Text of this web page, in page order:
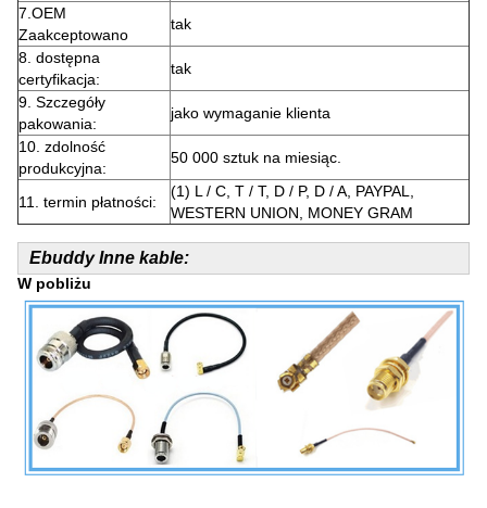
7.OEM
Zaakceptowano
tak
8. dostępna
certyfikacja:
tak
9. Szczegóły
pakowania:
jako wymaganie klienta
10. zdolność
produkcyjna:
50 000 sztuk na miesiąc.
11. termin płatności:
(1) L / C, T / T, D / P, D / A, PAYPAL,
WESTERN UNION, MONEY GRAM
Ebuddy Inne kable:
W pobliżu